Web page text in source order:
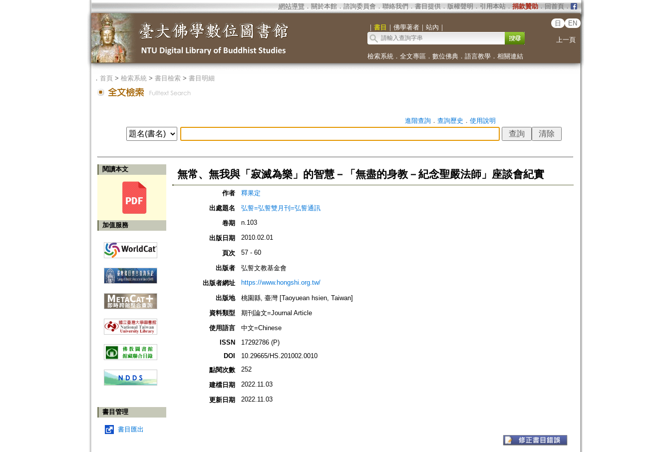
網站導覽 ． 關於本館． 諮詢委員會． 聯絡我們 ． 書目提供． 版權聲明 ． 引用本站． 捐款贊助．回首頁．
｜ 書目 ｜ 佛學著者｜ 站內 ｜
日 EN
上一頁
檢索系統． 全文專區 ． 數位佛典． 語言教學． 相關連結
． 首頁> 檢索系統> 書目檢索> 書目明細
進階查詢． 查詢歷史 ． 使用說明
閱讀本文
加值服務
書目管理
書目匯出
無常、無我與「寂滅為樂」的智慧－「無盡的身教－紀念聖嚴法師」座談會紀實
作者
釋果定
出處題名
弘誓=弘誓雙月刊=弘誓通訊
卷期
n.103
出版日期 2010.02.01
頁次 57 - 60
出版者
弘誓文教基金會
出版者網址
https://www.hongshi.org.tw/
出版地
桃園縣, 臺灣 [Taoyuean hsien, Taiwan]
資料類型
期刊論文=Journal Article
使用語言
中文=Chinese
ISSN
17292786 (P)
DOI
10.29665/HS.201002.0010
點閱次數
252
建檔日期 2022.11.03
更新日期 2022.11.03